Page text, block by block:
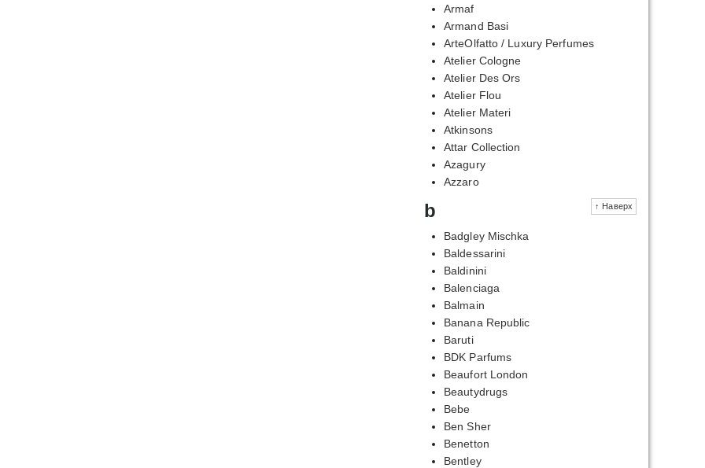
Armaf
Armand Basi
ArteOlfatto / Luxury Perfumes
Atelier Cologne
Atelier Des Ors
Atelier Flou
Atelier Materi
Atkinsons
Attar Collection
Azagury
Azzaro
↑ Наверх
b
Badgley Mischka
Baldessarini
Baldinini
Balenciaga
Balmain
Banana Republic
Baruti
BDK Parfums
Beaufort London
Beautydrugs
Bebe
Ben Sher
Benetton
Bentley